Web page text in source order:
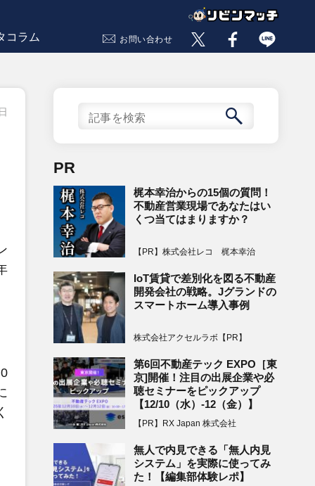
コラム お問い合わせ
PR
梶本幸治からの15個の質問！
不動産営業現場であなたはい
くつ当てはまりますか？
【PR】株式会社レコ 梶本幸治
IoT賃貸で差別化を図る不動産
開発会社の戦略。Jグランドの
スマートホーム導入事例
株式会社アクセルラボ【PR】
第6回不動産テック EXPO［東
京]開催！注目の出展企業や必
聴セミナーをピックアップ
【12/10（水）-12（金）】
【PR】RX Japan 株式会社
無人で内見できる「無人内見
システム」を実際に使ってみ
た！【編集部体験レポ】